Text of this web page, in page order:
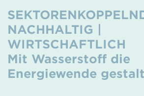
NACHHALTIG |
WIRTSCHAFTLICH
Mit Wasserstoff die
Energiewende